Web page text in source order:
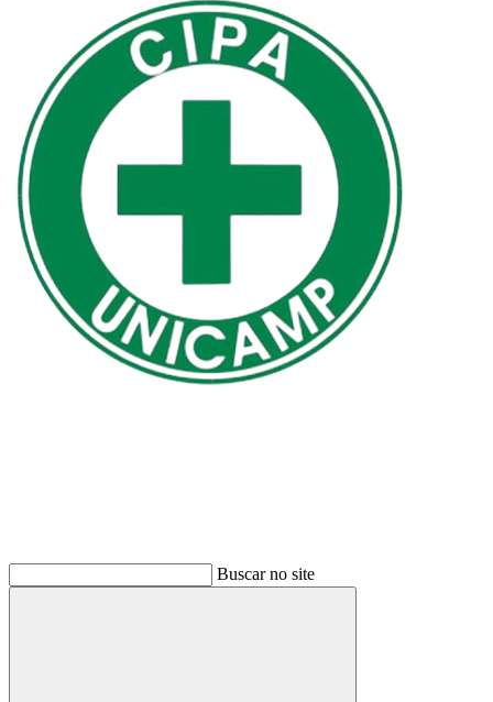
Buscar no site